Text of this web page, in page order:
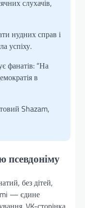
слухачів,
нудних справ і
успіху.
фанатів: “На
в
Shazam,
псевдоніму
без дітей,
— єдине